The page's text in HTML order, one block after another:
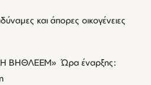
και άπορες οικογένειες
ΒΗΘΛΕΕΜ» Ώρα έναρξης: